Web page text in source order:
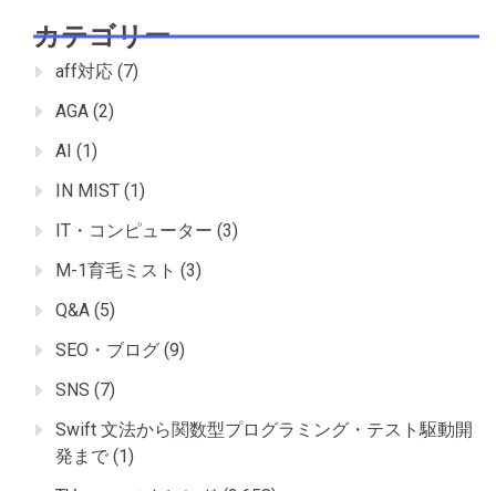
カテゴリー
aff対応 (7)
AGA (2)
AI (1)
IN MIST (1)
IT・コンピューター (3)
M-1育毛ミスト (3)
Q&A (5)
SEO・ブログ (9)
SNS (7)
Swift 文法から関数型プログラミング・テスト駆動開
発まで (1)